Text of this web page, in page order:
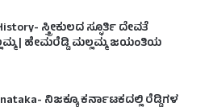
ಸ್ತ್ರೀಕುಲದ ಸ್ಫೂರ್ತಿ ದೇವತೆ
| ಹೇಮರೆಡ್ಡಿ ಮಲ್ಲಮ್ಮ ಜಯಂತಿಯ
ನಿಜಕ್ಕೂ ಕರ್ನಾಟಕದಲ್ಲಿ ರೆಡ್ಡಿಗಳ